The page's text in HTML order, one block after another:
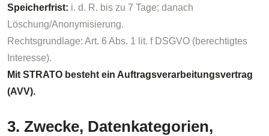
Speicherfrist: i. d. R. bis zu 7 Tage; danach
Löschung/Anonymisierung.
Rechtsgrundlage: Art. 6 Abs. 1 lit. f DSGVO (berechtigtes
Interesse).
Mit STRATO besteht ein Auftragsverarbeitungsvertrag
(AVV).
3. Zwecke, Datenkategorien,